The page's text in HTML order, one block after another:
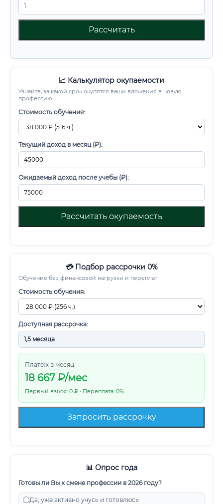
Рассчитать
📈 Калькулятор окупаемости
Узнайте, за какой срок окупятся ваши вложения в новую
профессию
Стоимость обучения:
Текущий доход в месяц (₽):
Ожидаемый доход после учебы (₽):
Рассчитать окупаемость
💳 Подбор рассрочки 0%
Обучение без финансовой нагрузки и переплат
Стоимость обучения:
Доступная рассрочка:
Платеж в месяц:
18 667 ₽/мес
Первый взнос: 0 ₽ • Переплата: 0%
Запросить рассрочку
📊 Опрос года
Готовы ли Вы к смене профессии в 2026 году?
Да, уже активно учусь и готовлюсь